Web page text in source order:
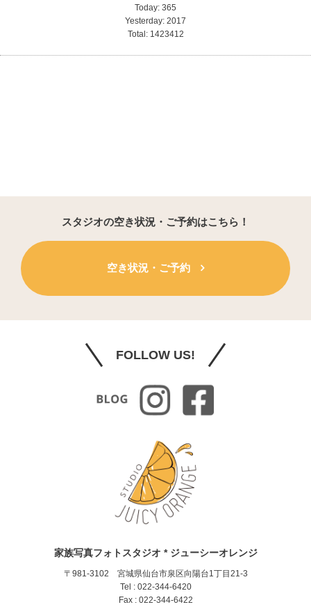
Today: 365
Yesterday: 2017
Total: 1423412
スタジオの空き状況・ご予約はこちら！
空き状況・ご予約
FOLLOW US!
家族写真フォトスタジオ * ジューシーオレンジ
〒981-3102 宮城県仙台市泉区向陽台1丁目21-3
Tel : 022-344-6420
Fax : 022-344-6422